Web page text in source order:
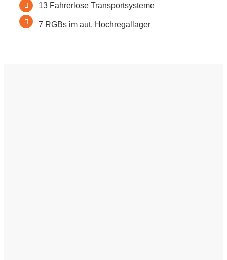
13 Fahrerlose Transportsysteme
7 RGBs im aut. Hochregallager